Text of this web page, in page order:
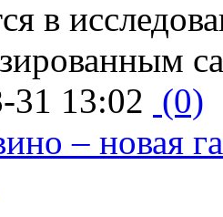
в
31 13:02 (0)
– новая